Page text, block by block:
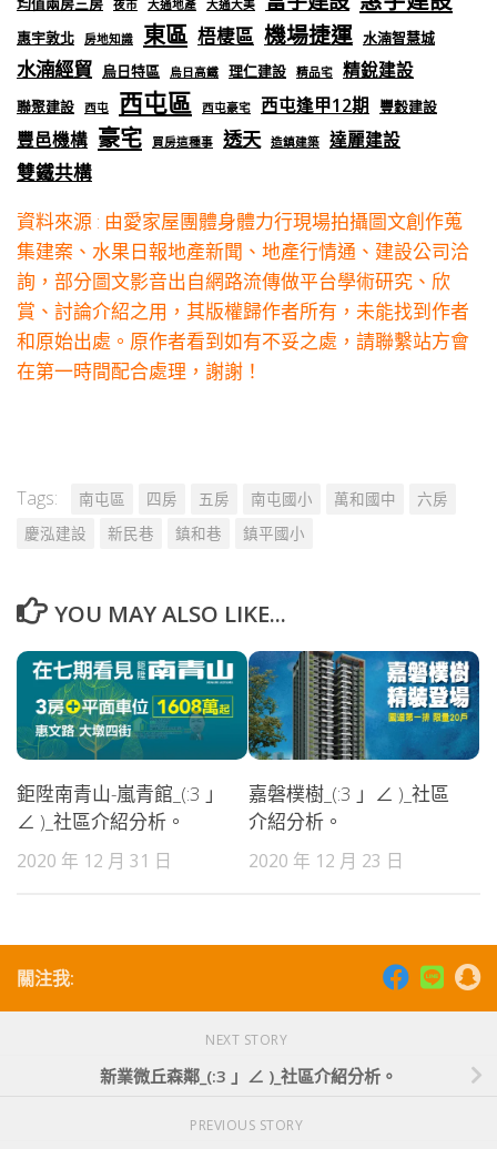
夜市 大通地產 大通大美
惠宇敦北 房地知識 東區 梧棲區 機場捷運 水湳智慧城
水湳經貿 烏日特區 烏日高鐵 理仁建設 精品宅 精銳建設
聯聚建設 西屯 西屯區 西屯豪宅 西屯逢甲12期 豐穀建設
豐邑機構 豪宅 買房這種事 透天 造鎮建築 達麗建設
雙鐵共構
資料來源 : 由愛家屋團體身體力行現場拍攝圖文創作蒐
集建案、水果日報地產新聞、地產行情通、建設公司洽
詢，部分圖文影音出自網路流傳做平台學術研究、欣
賞、討論介紹之用，其版權歸作者所有，未能找到作者
和原始出處。原作者看到如有不妥之處，請聯繫站方會
在第一時間配合處理，謝謝！
Tags: 南屯區 四房 五房 南屯國小 萬和國中
六房
慶泓建設
新民巷 鎮和巷 鎮平國小
YOU MAY ALSO LIKE...
鉅陞南青山-嵐青館_(:3 」
∠ )_社區介紹分析。
2020 年 12 月 31 日
嘉磐樸樹_(:3 」∠ )_社區
介紹分析。
2020 年 12 月 23 日
關注我:
NEXT STORY
新業微丘森鄰_(:3 」∠ )_社區介紹分析。
PREVIOUS STORY